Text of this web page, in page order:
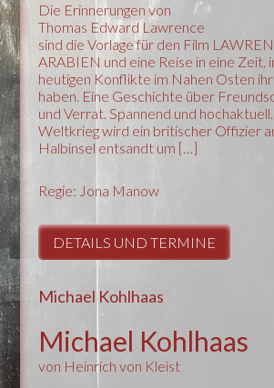
Die Erinnerungen von
Thomas Edward Lawrence
sind die Vorlage für den Film
ARABIEN und eine Reise in eine Zeit,
heutigen Konflikte im Nahen Osten
haben. Eine Geschichte über
und Verrat. Spannend und
Weltkrieg wird ein britischer Offizier
Halbinsel entsandt um […]
Regie: Jona Manow
DETAILS UND TERMINE
Michael Kohlhaas
Michael Kohlhaas
von Heinrich von Kleist